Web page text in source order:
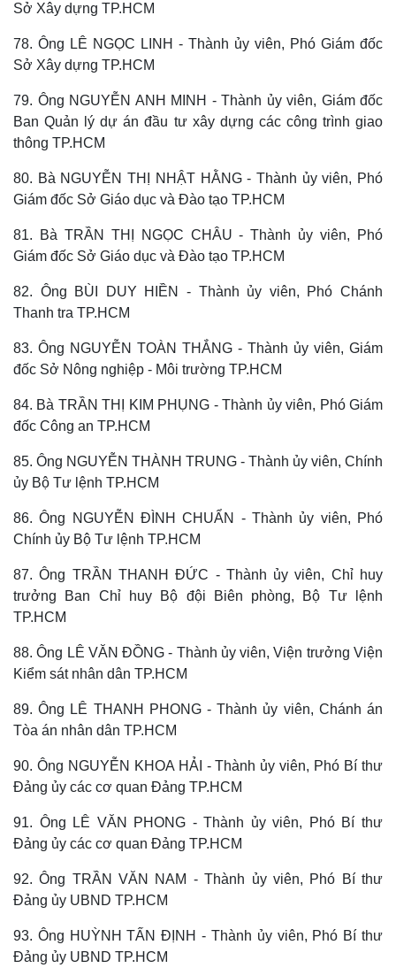
Sở Xây dựng TP.HCM
78. Ông LÊ NGỌC LINH - Thành ủy viên, Phó Giám đốc
Sở Xây dựng TP.HCM
79. Ông NGUYỄN ANH MINH - Thành ủy viên, Giám đốc
Ban Quản lý dự án đầu tư xây dựng các công trình giao
thông TP.HCM
80. Bà NGUYỄN THỊ NHẬT HẰNG - Thành ủy viên, Phó
Giám đốc Sở Giáo dục và Đào tạo TP.HCM
81. Bà TRẦN THỊ NGỌC CHÂU - Thành ủy viên, Phó
Giám đốc Sở Giáo dục và Đào tạo TP.HCM
82. Ông BÙI DUY HIỀN - Thành ủy viên, Phó Chánh
Thanh tra TP.HCM
83. Ông NGUYỄN TOÀN THẮNG - Thành ủy viên, Giám
đốc Sở Nông nghiệp - Môi trường TP.HCM
84. Bà TRẦN THỊ KIM PHỤNG - Thành ủy viên, Phó Giám
đốc Công an TP.HCM
85. Ông NGUYỄN THÀNH TRUNG - Thành ủy viên, Chính
ủy Bộ Tư lệnh TP.HCM
86. Ông NGUYỄN ĐÌNH CHUẨN - Thành ủy viên, Phó
Chính ủy Bộ Tư lệnh TP.HCM
87. Ông TRẦN THANH ĐỨC - Thành ủy viên, Chỉ huy
trưởng Ban Chỉ huy Bộ đội Biên phòng, Bộ Tư lệnh
TP.HCM
88. Ông LÊ VĂN ĐỒNG - Thành ủy viên, Viện trưởng Viện
Kiểm sát nhân dân TP.HCM
89. Ông LÊ THANH PHONG - Thành ủy viên, Chánh án
Tòa án nhân dân TP.HCM
90. Ông NGUYỄN KHOA HẢI - Thành ủy viên, Phó Bí thư
Đảng ủy các cơ quan Đảng TP.HCM
91. Ông LÊ VĂN PHONG - Thành ủy viên, Phó Bí thư
Đảng ủy các cơ quan Đảng TP.HCM
92. Ông TRẦN VĂN NAM - Thành ủy viên, Phó Bí thư
Đảng ủy UBND TP.HCM
93. Ông HUỲNH TẤN ĐỊNH - Thành ủy viên, Phó Bí thư
Đảng ủy UBND TP.HCM